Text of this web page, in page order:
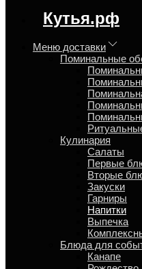
регион доставки:
Кутья.рф
Меню доставки
Поминальные
Кулинария
Салаты
Первые
Вторые
Закуски
Гарниры
Напитки
Выпечка
Блюда для
Канапе
Напитки
принятые
Напитки
Мы для Вас подобрали
цена от 340 руб. до 490
доставкой Москве.
Какое у Вас событие?
Товаров на странице